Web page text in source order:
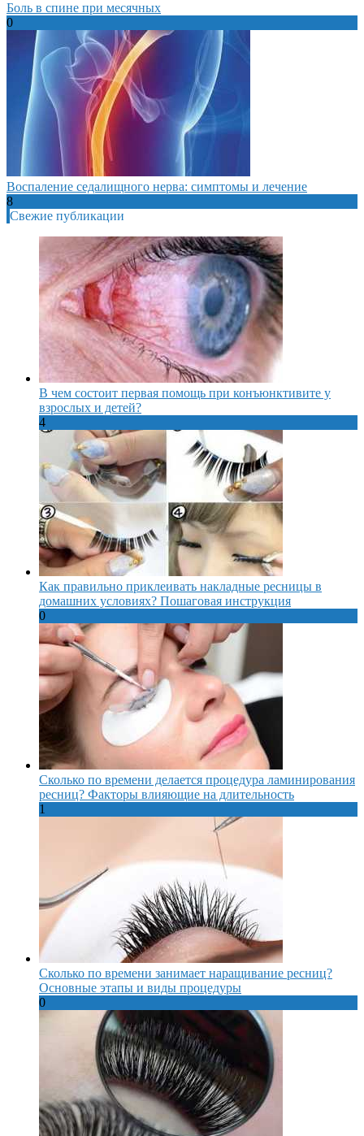
Боль в спине при месячных
0
Воспаление седалищного нерва: симптомы и лечение
8
Свежие публикации
В чем состоит первая помощь при конъюнктивите у
взрослых и детей?
4
Как правильно приклеивать накладные ресницы в
домашних условиях? Пошаговая инструкция
0
Сколько по времени делается процедура ламинирования
ресниц? Факторы влияющие на длительность
1
Сколько по времени занимает наращивание ресниц?
Основные этапы и виды процедуры
0